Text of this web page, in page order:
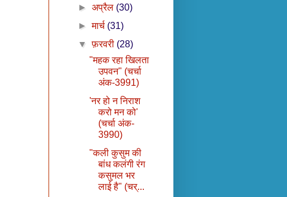
► अप्रैल (30)
►मार्च (31)
▼फ़रवरी (28)
"महक रहा खिलता
उपवन" (चर्चा
अंक-3991)
'नर हो न निराश
करो मन को'
(चर्चा अंक-
3990)
"कली कुसुम की
बांध कलंगी रंग
कसुमल भर
लाई है" (चर्...